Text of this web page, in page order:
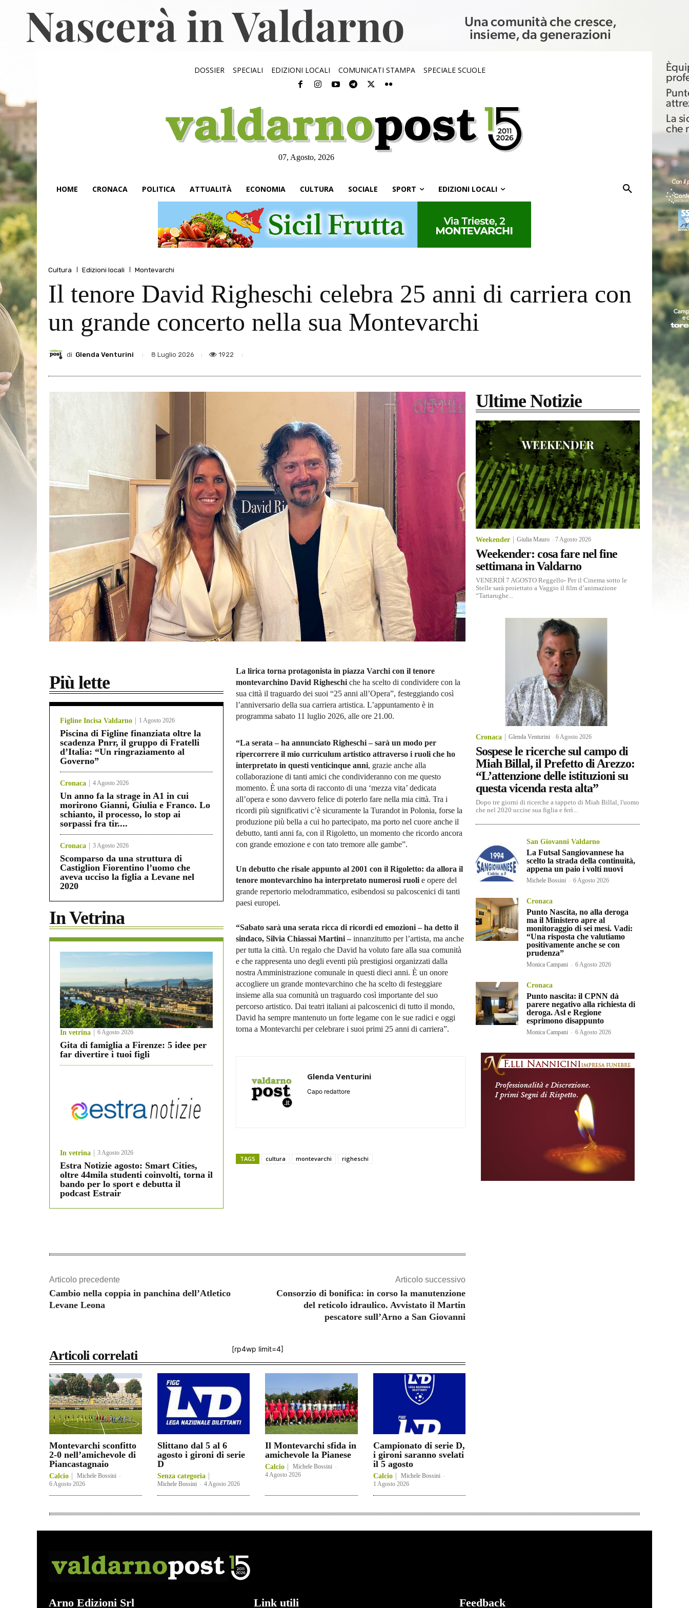
DOSSIER SPECIALI EDIZIONI LOCALI COMUNICATI STAMPA SPECIALE SCUOLE
07, Agosto, 2026
HOME CRONACA POLITICA ATTUALITÀ ECONOMIA CULTURA SOCIALE SPORT EDIZIONI LOCALI
Cultura Edizioni locali Montevarchi
Il tenore David Righeschi celebra 25 anni di carriera con
un grande concerto nella sua Montevarchi
di Glenda Venturini 8 Luglio 2026 1922
Più lette
Figline Incisa Valdarno 1 Agosto 2026
Piscina di Figline finanziata oltre la
scadenza Pnrr, il gruppo di Fratelli
d’Italia: “Un ringraziamento al
Governo”
Cronaca 4 Agosto 2026
Un anno fa la strage in A1 in cui
morirono Gianni, Giulia e Franco. Lo
schianto, il processo, lo stop ai
sorpassi fra tir....
Cronaca 3 Agosto 2026
Scomparso da una struttura di
Castiglion Fiorentino l’uomo che
aveva ucciso la figlia a Levane nel
2020
In Vetrina
In vetrina 6 Agosto 2026
Gita di famiglia a Firenze: 5 idee per
far divertire i tuoi figli
In vetrina 3 Agosto 2026
Estra Notizie agosto: Smart Cities,
oltre 44mila studenti coinvolti, torna il
bando per lo sport e debutta il
podcast Estrair
La lirica torna protagonista in piazza Varchi con il tenore
montevarchino David Righeschi che ha scelto di condividere con la
sua città il traguardo dei suoi “25 anni all’Opera”, festeggiando così
l’anniversario della sua carriera artistica. L’appuntamento è in
programma sabato 11 luglio 2026, alle ore 21.00.
“La serata – ha annunciato Righeschi – sarà un modo per
ripercorrere il mio curriculum artistico attraverso i ruoli che ho
interpretato in questi venticinque anni, grazie anche alla
collaborazione di tanti amici che condivideranno con me questo
momento. È una sorta di racconto di una ‘mezza vita’ dedicata
all’opera e sono davvero felice di poterlo fare nella mia città. Tra i
ricordi più significativi c’è sicuramente la Turandot in Polonia, forse la
produzione più bella a cui ho partecipato, ma porto nel cuore anche il
debutto, tanti anni fa, con il Rigoletto, un momento che ricordo ancora
con grande emozione e con tato tremore alle gambe”.
Un debutto che risale appunto al 2001 con il Rigoletto: da allora il
tenore montevarchino ha interpretato numerosi ruoli e opere del
grande repertorio melodrammatico, esibendosi su palcoscenici di tanti
paesi europei.
“Sabato sarà una serata ricca di ricordi ed emozioni – ha detto il
sindaco, Silvia Chiassai Martini –innanzitutto per l’artista, ma anche
per tutta la città. Un regalo che David ha voluto fare alla sua comunità
e che rappresenta uno degli eventi più prestigiosi organizzati dalla
nostra Amministrazione comunale in questi dieci anni. È un onore
accogliere un grande montevarchino che ha scelto di festeggiare
insieme alla sua comunità un traguardo così importante del suo
percorso artistico. Dai teatri italiani ai palcoscenici di tutto il mondo,
David ha sempre mantenuto un forte legame con le sue radici e oggi
torna a Montevarchi per celebrare i suoi primi 25 anni di carriera”.
Glenda Venturini
Capo redattore
TAGS cultura montevarchi righeschi
Articolo precedente
Cambio nella coppia in panchina dell’Atletico
Levane Leona
Articolo successivo
Consorzio di bonifica: in corso la manutenzione
del reticolo idraulico. Avvistato il Martin
pescatore sull’Arno a San Giovanni
[rp4wp limit=4]
Articoli correlati
Montevarchi sconfitto
2-0 nell’amichevole di
Piancastagnaio
Calcio Michele Bossini -
6 Agosto 2026
Slittano dal 5 al 6
agosto i gironi di serie
D
Senza categoria
Michele Bossini - 4 Agosto 2026
Il Montevarchi sfida in
amichevole la Pianese
Calcio Michele Bossini -
4 Agosto 2026
Campionato di serie D,
i gironi saranno svelati
il 5 agosto
Calcio Michele Bossini -
1 Agosto 2026
Ultime Notizie
Weekender Giulia Mauro -7 Agosto 2026
Weekender: cosa fare nel fine
settimana in Valdarno
VENERDÌ 7 AGOSTO Reggello- Per il Cinema sotto le
Stelle sarà proiettato a Vaggio il film d’animazione
“Tartarughe...
Cronaca Glenda Venturini -6 Agosto 2026
Sospese le ricerche sul campo di
Miah Billal, il Prefetto di Arezzo:
“L’attenzione delle istituzioni su
questa vicenda resta alta”
Dopo tre giorni di ricerche a tappeto di Miah Billal, l'uomo
che nel 2020 uccise sua figlia e ferì...
San Giovanni Valdarno
La Futsal Sangiovannese ha
scelto la strada della continuità,
appena un paio i volti nuovi
Michele Bossini - 6 Agosto 2026
Cronaca
Punto Nascita, no alla deroga
ma il Ministero apre al
monitoraggio di sei mesi. Vadi:
“Una risposta che valutiamo
positivamente anche se con
prudenza”
Monica Campani - 6 Agosto 2026
Cronaca
Punto nascita: il CPNN dà
parere negativo alla richiesta di
deroga. Asl e Regione
esprimono disappunto
Monica Campani - 6 Agosto 2026
Arno Edizioni Srl Link utili Feedback